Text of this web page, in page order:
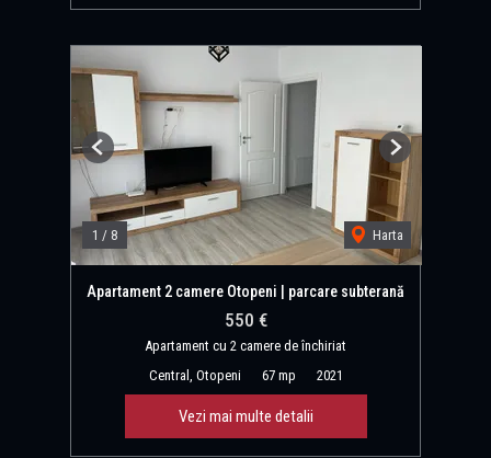
1 / 8 Harta
Previous Next
Apartament 2 camere Otopeni | parcare subterană
550 €
Apartament cu 2 camere de închiriat
Central, Otopeni
67 mp 2021
Vezi mai multe detalii